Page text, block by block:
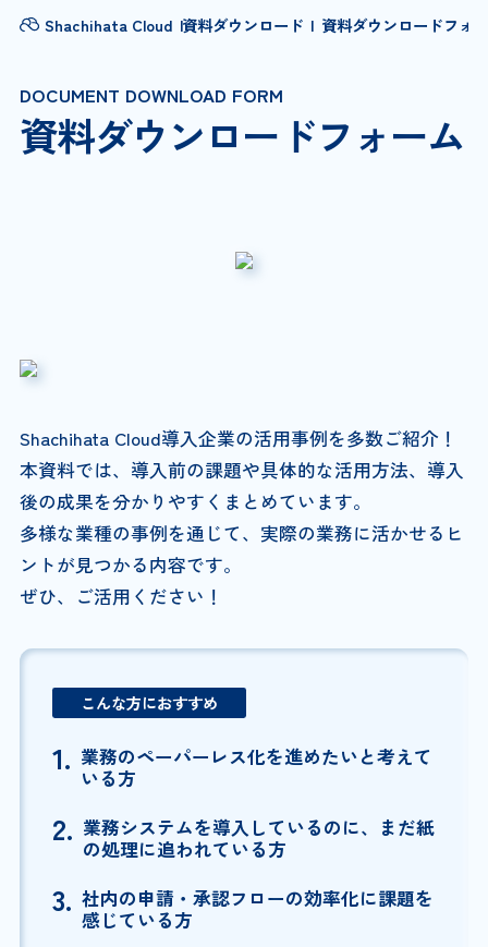
Shachihata Cloud 資料ダウンロード 資料ダウンロードフォ
DOCUMENT DOWNLOAD FORM
資料ダウンロードフォーム
Shachihata Cloud導入企業の活用事例を多数ご紹介！
本資料では、導入前の課題や具体的な活用方法、導入
後の成果を分かりやすくまとめています。
多様な業種の事例を通じて、実際の業務に活かせるヒ
ントが見つかる内容です。
ぜひ、ご活用ください！
こんな方におすすめ
1. 業務のペーパーレス化を進めたいと考えて
いる方
2. 業務システムを導入しているのに、まだ紙
の処理に追われている方
3. 社内の申請・承認フローの効率化に課題を
感じている方